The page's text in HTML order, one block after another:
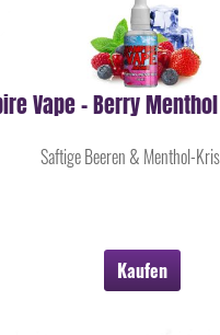
Vape - Berry
Saftige Beeren & Menthol-
Kaufen